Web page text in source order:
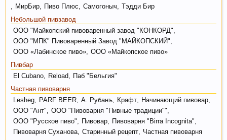
Пиво может оказать положительное действие
при сердечно-сосудистых заболеваниях и
служить средством их профилактики
, МирБир, Пиво Плюс, Самогоныч, Тэдди Бир
Небольшой пивзавод
ООО "Майкопский пивоваренный завод "КОНКОРД",
ООО "МПК" Пивоваренный Завод "МАЙКОПСКИЙ",
ООО «Лабинское пиво», ООО «Майкопское пиво»
Пивбар
El Cubano, Reload, Паб "Бельгия"
Частная пивоварня
Lesheg, PARF BEER, А. Рубанъ, Крафт, Начинающий пивовар,
ООО "Ант", ООО "Пивоварня "Пивные традиции"",
ООО "Русское пиво", Пивовар, Пивоварня "Birra Incognita",
Пивоварня Суханова, Старинный рецепт, Частная пивоварня